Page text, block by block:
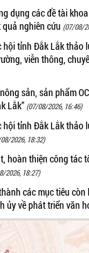
như một “di
toàn cầu
Nâng cao đời
mô hình thiết
mắc, đẩy
trọng điểm
Yên
gắn với bảo
hoạch tỉnh
tầm nhìn
ngày đêm
dụng các đề tài
nghiên cứu (07/08/
hội tỉnh Đắk Lắk thảo
viễn thông,
sản, sản phẩm
Lắk” (07/08/2026, 16:46)
hội tỉnh Đắk Lắk thảo
2026, 18:32)
hoàn thiện công tác
2026, 18:27)
các mục tiêu
ủy về phát triển văn